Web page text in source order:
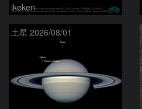
ikeken
土星 2026/08/01